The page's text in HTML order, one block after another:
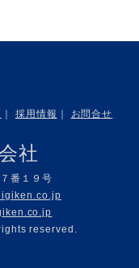
｜ 採用情報 ｜ お問合せ
社
番１９号
reserved.